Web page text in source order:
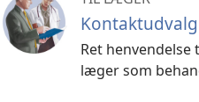
Ret
læger som